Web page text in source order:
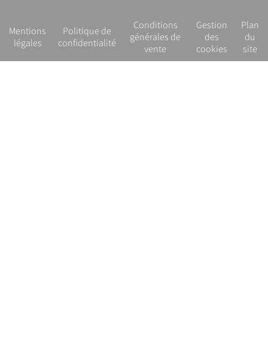
Notre démarche RSE
Mentions
légales
Politique de
confidentialité
Conditions
générales de
vente
Gestion
des
cookies
Plan
du
site